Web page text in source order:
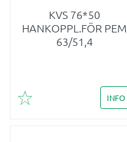
KVS 76*50
HANKOPPL.FÖR PEM
63/51,4
Lägg till i favoriter
INFO